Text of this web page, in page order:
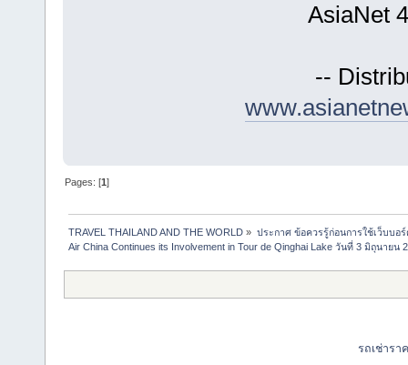
AsiaNet
--
Pages: [1]
TRAVEL THAILAND AND THE WORLD » ประกาศ ข้อควรรู้ก่อนการใช้เว็บบอร์
Air China Continues its Involvement in Tour de Qinghai Lake วันที่ 3 มิถุนายน
รถเช่าร